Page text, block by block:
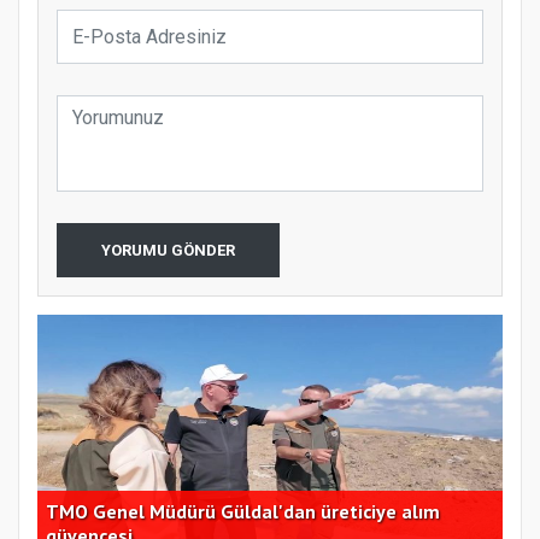
YORUMU GÖNDER
TMO Genel Müdürü Güldal'dan üreticiye alım